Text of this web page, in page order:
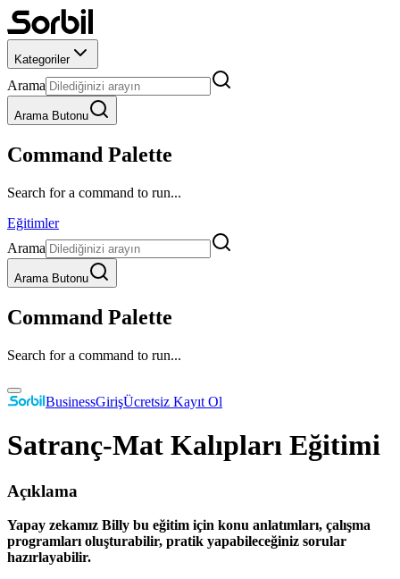
Kategoriler
Arama
Arama Butonu
Command Palette
Search for a command to run...
Eğitimler
Arama
Arama Butonu
Command Palette
Search for a command to run...
BusinessGirişÜcretsiz Kayıt Ol
Satranç-Mat Kalıpları Eğitimi
Açıklama
Yapay zekamız Billy bu eğitim için konu anlatımları, çalışma
programları oluşturabilir, pratik yapabileceğiniz sorular
hazırlayabilir.